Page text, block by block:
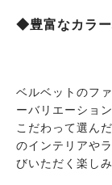
◆豊富なカラ
ベルベットのフ
ーバリエーショ
こだわって選ん
のインテリアや
びいただく楽し